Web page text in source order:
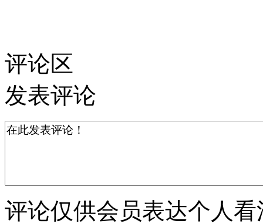
评论区
发表评论
评论仅供会员表达个人